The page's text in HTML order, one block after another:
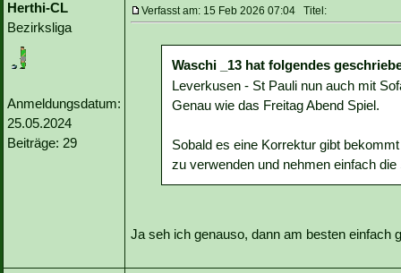
Herthi-CL
Bezirksliga
Anmeldungsdatum:
25.05.2024
Beiträge: 29
Verfasst am: 15 Feb 2026 07:04 Titel:
Waschi _13 hat folgendes
Leverkusen - St Pauli nun auch mit
Genau wie das Freitag Abend Spiel.
Sobald es eine Korrektur gibt
zu verwenden und nehmen einfach
Ja seh ich genauso, dann am besten einfach